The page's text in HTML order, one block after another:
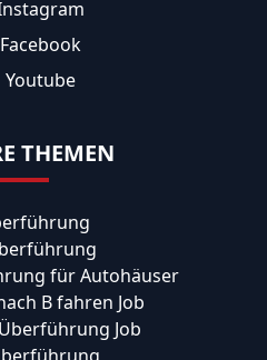
Facebook
Youtube
THEMEN
für Autohäuser
B fahren Job
Job